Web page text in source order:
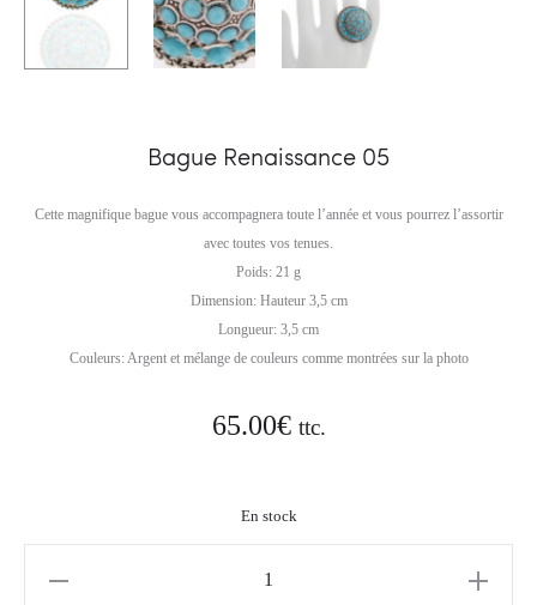
Bague Renaissance 05
Cette magnifique bague vous accompagnera toute l’année et vous pourrez l’assortir
avec toutes vos tenues.
Poids: 21 g
Dimension: Hauteur 3,5 cm
Longueur: 3,5 cm
Couleurs: Argent et mélange de couleurs comme montrées sur la photo
65.00€ ttc.
En stock